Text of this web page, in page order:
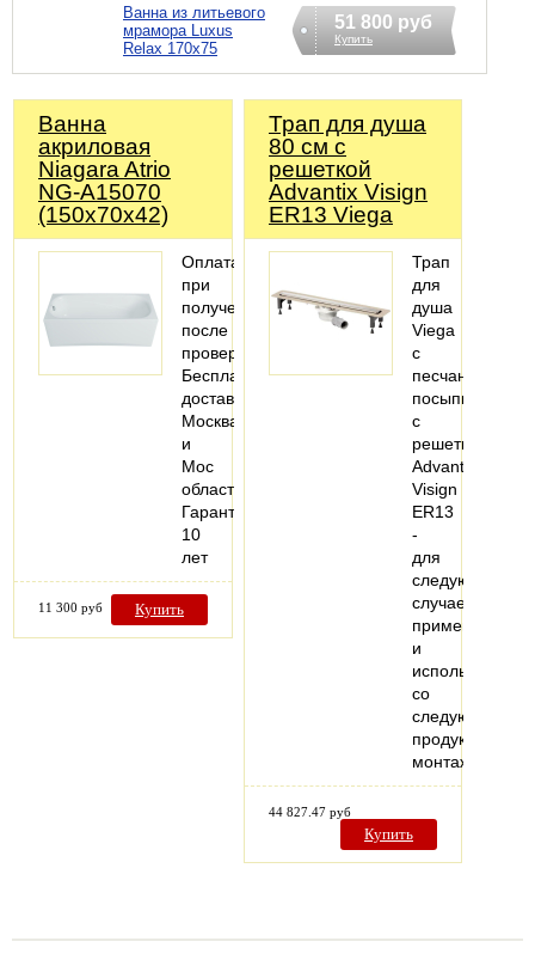
Ванна из литьевого
мрамора Luxus
Relax 170x75
51 800 руб
Купить
Ванна
акриловая
Niagara Atrio
NG-A15070
(150х70х42)
Оплата
при
получении
после
проверки
Бесплатная
доставка
Москва
и
Мос
область
Гарантия
10
лет
11 300 руб Купить
Трап для душа
80 см с
решеткой
Advantix Visign
ER13 Viega
Трап
для
душа
Viega
с
песчаной
посыпкой,
с
решеткой
Advantix
Visign
ER13
-
для
следующих
случаев
применения
и
использования
со
следующей
продукцией:
монтаж…
44 827.47 руб
Купить